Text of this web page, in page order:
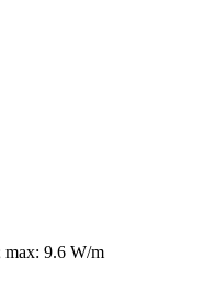
9.6 W/m